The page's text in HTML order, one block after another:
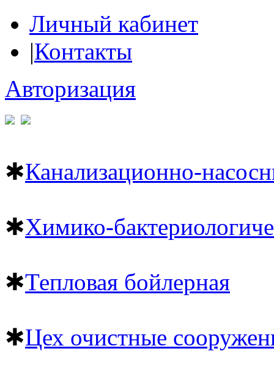
Личный кабинет
|Контакты
Авторизация
✱Канализационно-
✱Химико-
✱Тепловая бойлерная
✱Цех очистные